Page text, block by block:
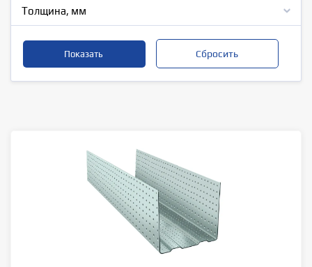
Толщина, мм